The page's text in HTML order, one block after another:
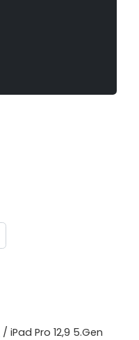
/ iPad Pro 12,9 5.Gen